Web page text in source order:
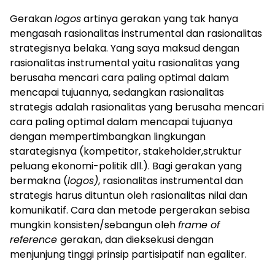
Gerakanlogosartinya gerakan yang tak hanya
mengasah rasionalitas instrumental dan rasionalitas
strategisnya belaka. Yang saya maksud dengan
rasionalitas instrumental yaitu rasionalitas yang
berusaha mencari cara paling optimal dalam
mencapai tujuannya, sedangkan rasionalitas
strategis adalah rasionalitas yang berusaha mencari
cara paling optimal dalam mencapai tujuanya
dengan mempertimbangkan lingkungan
starategisnya (kompetitor, stakeholder,struktur
peluang ekonomi-politik dll.). Bagi gerakan yang
bermakna (logos), rasionalitas instrumental dan
strategis harus dituntun oleh rasionalitas nilai dan
komunikatif. Cara dan metode pergerakan sebisa
mungkin konsisten/sebangun olehframe of
reference gerakan, dan dieksekusi dengan
menjunjung tinggi prinsip partisipatif nan egaliter.